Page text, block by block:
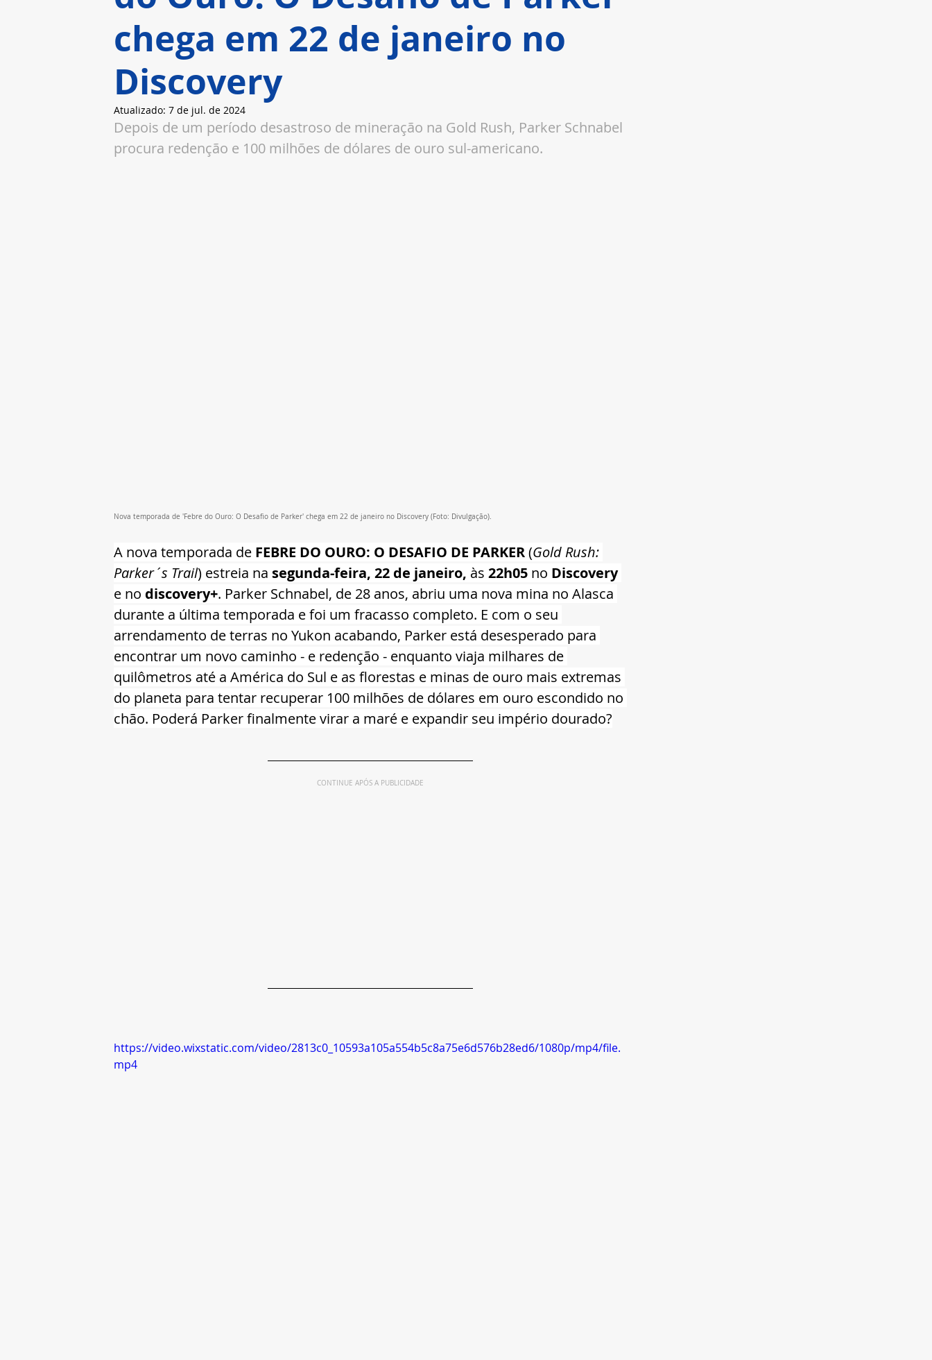
chega em 22 de janeiro no
Discovery
Atualizado: 7 de jul. de 2024
Depois de um período desastroso de mineração na Gold Rush, Parker Schnabel
procura redenção e 100 milhões de dólares de ouro sul-americano.
Nova temporada de 'Febre do Ouro: O Desafio de Parker' chega em 22 de janeiro no Discovery (Foto: Divulgação).
A nova temporada de FEBRE DO OURO: O DESAFIO DE PARKER (Gold Rush:
Parker´s Trail) estreia na segunda-feira, 22 de janeiro, às 22h05 no Discovery
e no discovery+. Parker Schnabel, de 28 anos, abriu uma nova mina no Alasca
durante a última temporada e foi um fracasso completo. E com o seu
arrendamento de terras no Yukon acabando, Parker está desesperado para
encontrar um novo caminho - e redenção - enquanto viaja milhares de
quilômetros até a América do Sul e as florestas e minas de ouro mais extremas
do planeta para tentar recuperar 100 milhões de dólares em ouro escondido no
chão. Poderá Parker finalmente virar a maré e expandir seu império dourado?
CONTINUE APÓS A PUBLICIDADE
https://video.wixstatic.com/video/2813c0_10593a105a554b5c8a75e6d576b28ed6/1080p/mp4/file.
mp4